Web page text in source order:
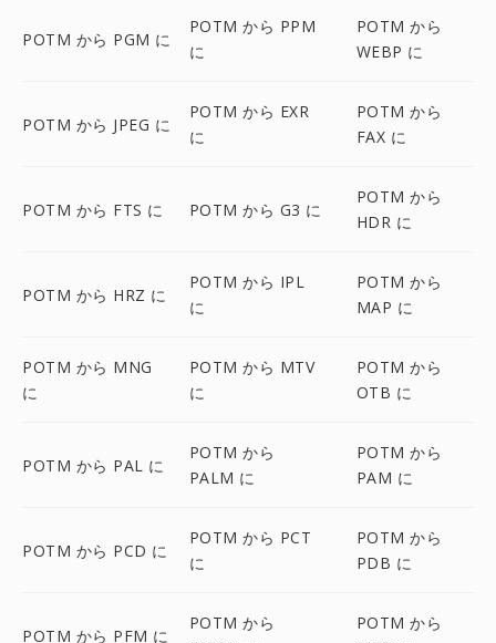
POTM から PGM に
POTM から PPM
に
POTM から
WEBP に
POTM から JPEG に
POTM から EXR
に
POTM から
FAX に
POTM から FTS に POTM から G3 に
POTM から
HDR に
POTM から HRZ に
POTM から IPL
に
POTM から
MAP に
POTM から MNG
に
POTM から MTV
に
POTM から
OTB に
POTM から PAL に
POTM から
PALM に
POTM から
PAM に
POTM から PCD に
POTM から PCT
に
POTM から
PDB に
POTM から PFM に
POTM から
POTM から